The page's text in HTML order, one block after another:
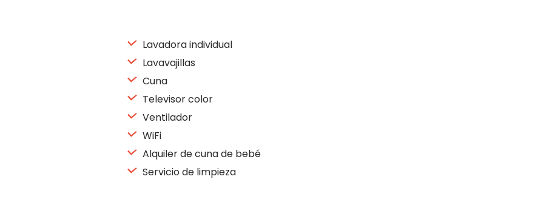
Lavadora individual
Lavavajillas
Cuna
Televisor color
Ventilador
WiFi
Alquiler de cuna de bebé
Servicio de limpieza